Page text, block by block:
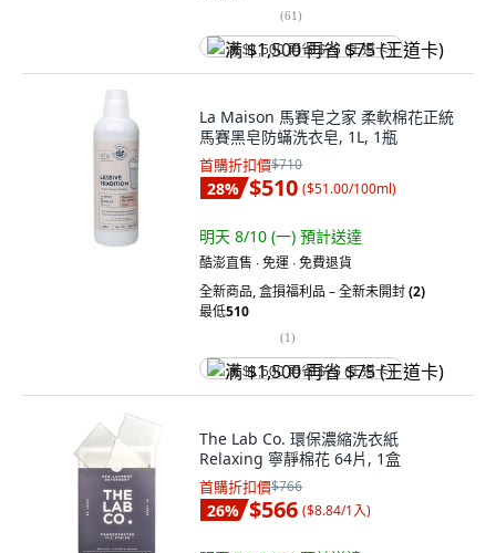
(61)
满 $1,500 再省 $75 (王道卡)
La Maison 馬賽皂之家 柔軟棉花正統
馬賽黑皂防蟎洗衣皂, 1L, 1瓶
首購折扣價$710
28% $510 ($51.00/100ml)
明天 8/10 (一) 預計送達
酷澎直售 ∙ 免運 ∙ 免費退貨
全新商品,盒損福利品 – 全新未開封(2)
最低510
(1)
满 $1,500 再省 $75 (王道卡)
The Lab Co. 環保濃縮洗衣紙
Relaxing 寧靜棉花 64片, 1盒
首購折扣價$766
26% $566 ($8.84/1入)